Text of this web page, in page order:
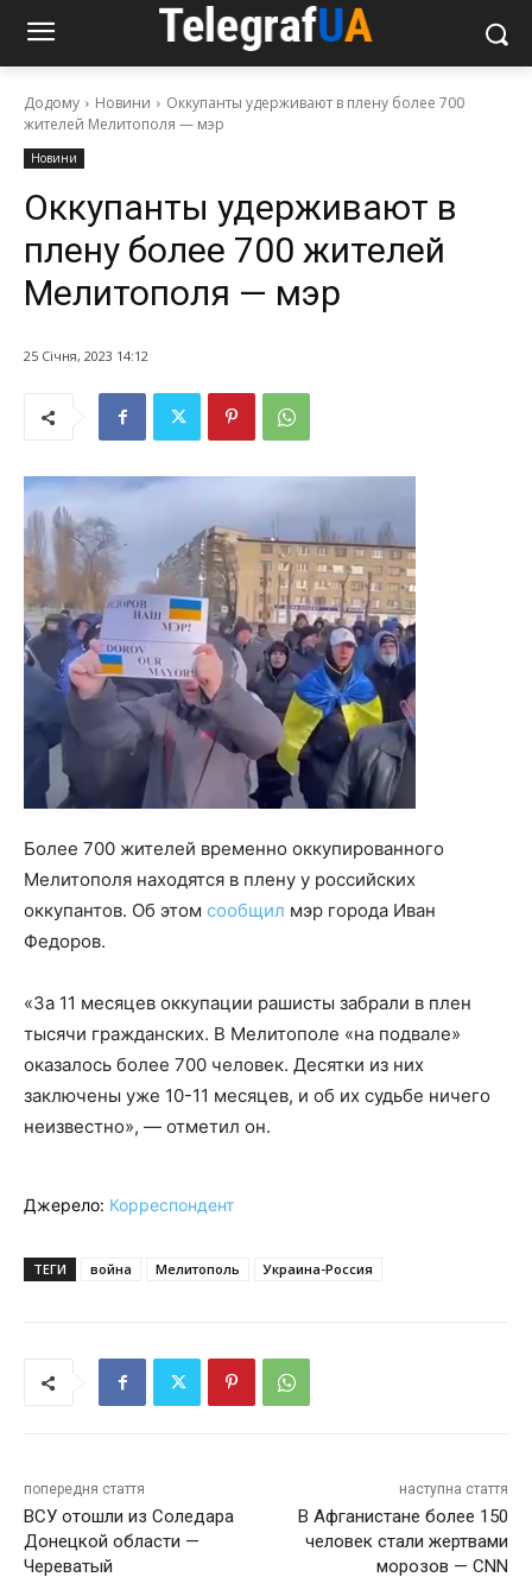
Додому Новини
Оккупанты удерживают в плену более 700
жителей Мелитополя — мэр
Новини
Оккупанты удерживают в
плену более 700 жителей
Мелитополя — мэр
25 Січня, 2023 14:12
Более 700 жителей временно оккупированного
Мелитополя находятся в плену у российских
оккупантов. Об этом сообщил мэр города Иван
Федоров.
«За 11 месяцев оккупации рашисты забрали в плен
тысячи гражданских. В Мелитополе «на подвале»
оказалось более 700 человек. Десятки из них
заключены уже 10-11 месяцев, и об их судьбе ничего
неизвестно», — отметил он.
Джерело: Корреспондент
ТЕГИ война Мелитополь Украина-Россия
попередня стаття
ВСУ отошли из Соледара
Донецкой области —
Череватый
наступна стаття
В Афганистане более 150
человек стали жертвами
морозов — CNN